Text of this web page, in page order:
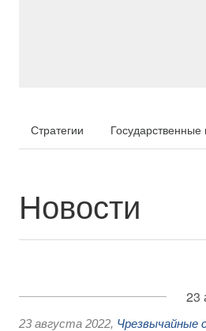
Стратегии
Новости
23
23 августа 2022, Чрезвычайные